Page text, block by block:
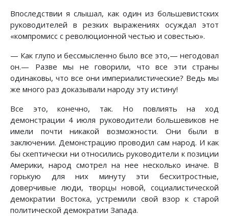
Впоследствии я слышал, как один из большевистских
руководителей в резких выражениях осуждал этот
«компромисс с революционной честью и совестью».
— Как глупо и бессмысленно было все это,— негодовал
он.— Разве мы не говорили, что все эти страны
одинаковы, что все они империалистические? Ведь мы
же много раз доказывали народу эту истину!
Все это, конечно, так. Но повлиять на ход
демонстрации 4 июля руководители большевиков не
имели почти никакой возможности. Они были в
заключении. Демонстрацию проводил сам народ. И как
бы скептически ни относились руководители к позиции
Америки, народ смотрел на нее несколько иначе. В
горькую для них минуту эти бесхитростные,
доверчивые люди, творцы новой, социалистической
демократии Востока, устремили свой взор к старой
политической демократии Запада.